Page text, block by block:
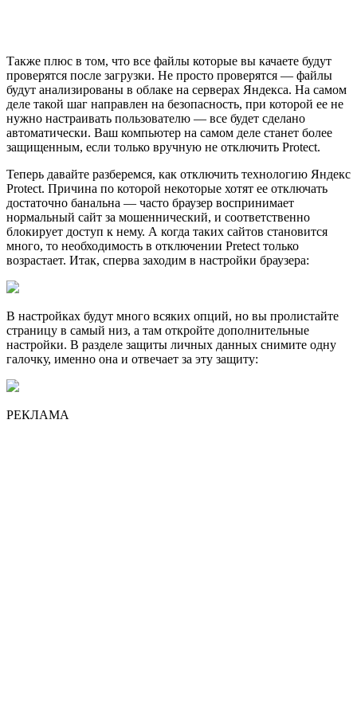
Также плюс в том, что все файлы которые вы качаете будут
проверятся после загрузки. Не просто проверятся — файлы
будут анализированы в облаке на серверах Яндекса. На самом
деле такой шаг направлен на безопасность, при которой ее не
нужно настраивать пользователю — все будет сделано
автоматически. Ваш компьютер на самом деле станет более
защищенным, если только вручную не отключить Protect.
Теперь давайте разберемся, как отключить технологию Яндекс
Protect. Причина по которой некоторые хотят ее отключать
достаточно банальна — часто браузер воспринимает
нормальный сайт за мошеннический, и соответственно
блокирует доступ к нему. А когда таких сайтов становится
много, то необходимость в отключении Pretect только
возрастает. Итак, сперва заходим в настройки браузера:
В настройках будут много всяких опций, но вы пролистайте
страницу в самый низ, а там откройте дополнительные
настройки. В разделе защиты личных данных снимите одну
галочку, именно она и отвечает за эту защиту:
РЕКЛАМА